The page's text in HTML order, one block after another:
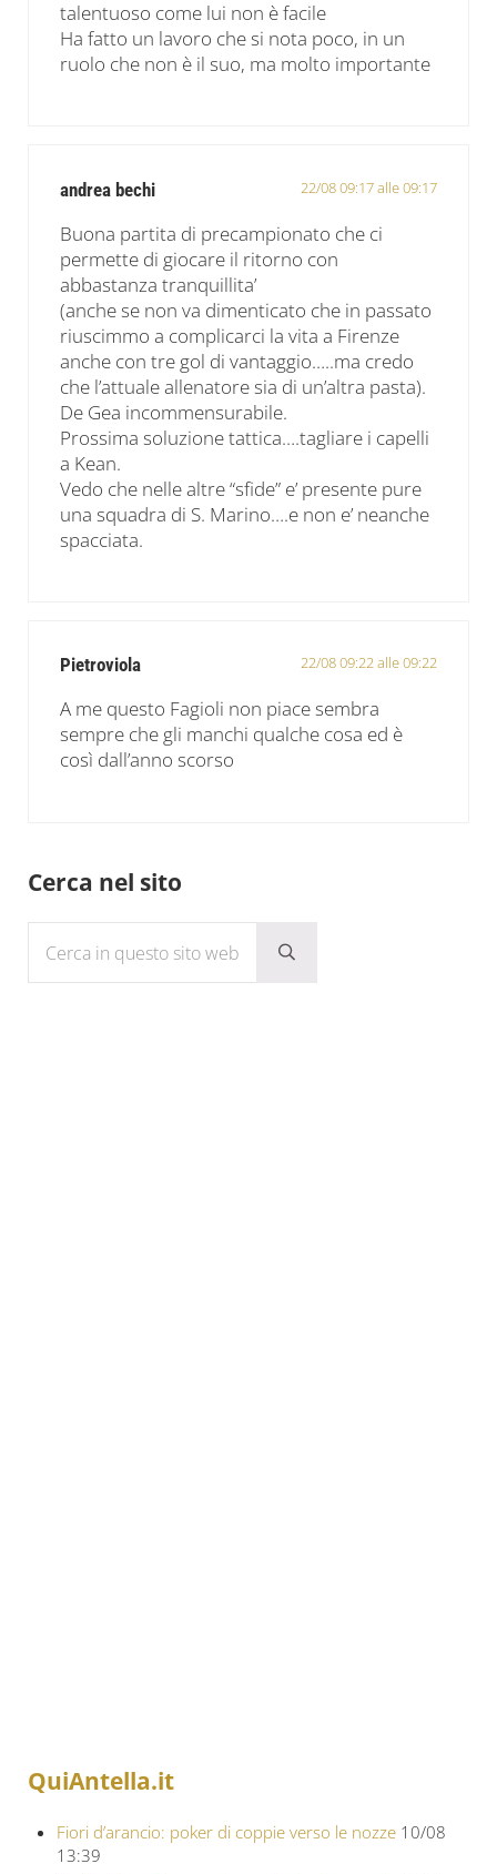
talentuoso come lui non è facile
Ha fatto un lavoro che si nota poco, in un
ruolo che non è il suo, ma molto importante
andrea bechi 22/08 09:17 alle 09:17
Buona partita di precampionato che ci
permette di giocare il ritorno con
abbastanza tranquillita’
(anche se non va dimenticato che in passato
riuscimmo a complicarci la vita a Firenze
anche con tre gol di vantaggio…..ma credo
che l’attuale allenatore sia di un’altra pasta).
De Gea incommensurabile.
Prossima soluzione tattica….tagliare i capelli
a Kean.
Vedo che nelle altre “sfide” e’ presente pure
una squadra di S. Marino….e non e’ neanche
spacciata.
Pietroviola 22/08 09:22 alle 09:22
A me questo Fagioli non piace sembra
sempre che gli manchi qualche cosa ed è
così dall’anno scorso
Sidebar
Cerca nel sito
Submit search
QuiAntella.it
Fiori d’arancio: poker di coppie verso le nozze 10/08
13:39